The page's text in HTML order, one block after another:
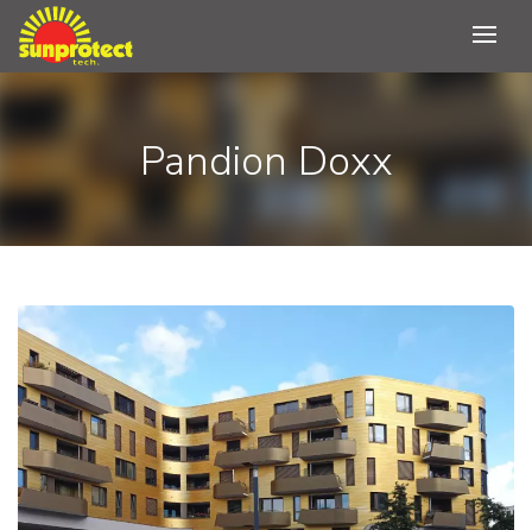
Pandion Doxx